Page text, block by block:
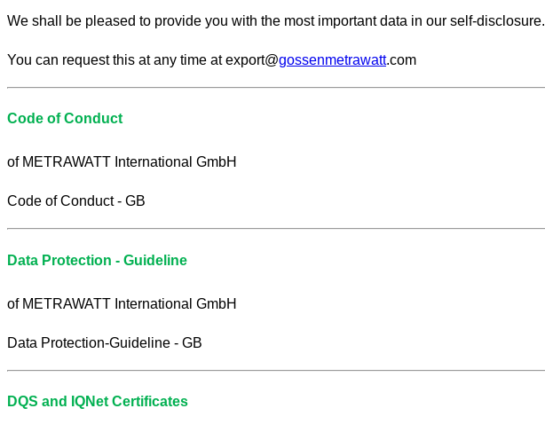
We shall be pleased to provide you with the most important data in our self-disclosure.
You can request this at any time at export@gossenmetrawatt.com
Code of Conduct
of METRAWATT International GmbH
Code of Conduct - GB
Data Protection - Guideline
of METRAWATT International GmbH
Data Protection-Guideline - GB
DQS and IQNet Certificates